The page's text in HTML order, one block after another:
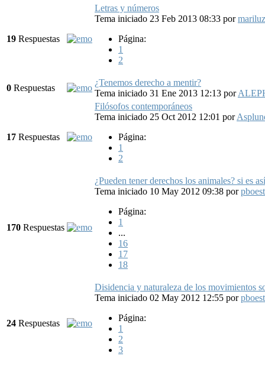
19 Respuestas
Letras y números
Tema iniciado 23 Feb 2013 08:33 pormariluz
Página:
1
2
0 Respuestas
¿Tenemos derecho a mentir?
Tema iniciado 31 Ene 2013 12:13 por
17 Respuestas
Filósofos contemporáneos
Tema iniciado 25 Oct 2012 12:01 por
Página:
1
2
170 Respuestas
¿Pueden tener derechos los animales? si es
Tema iniciado 10 May 2012 09:38 porpboest
Página:
1
...
16
17
18
24 Respuestas
Disidencia y naturaleza de los movimientos
Tema iniciado 02 May 2012 12:55 porpboest
Página:
1
2
3